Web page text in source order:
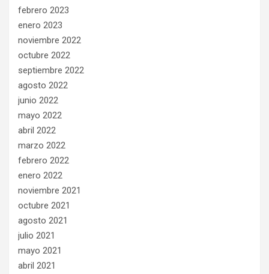
febrero 2023
enero 2023
noviembre 2022
octubre 2022
septiembre 2022
agosto 2022
junio 2022
mayo 2022
abril 2022
marzo 2022
febrero 2022
enero 2022
noviembre 2021
octubre 2021
agosto 2021
julio 2021
mayo 2021
abril 2021